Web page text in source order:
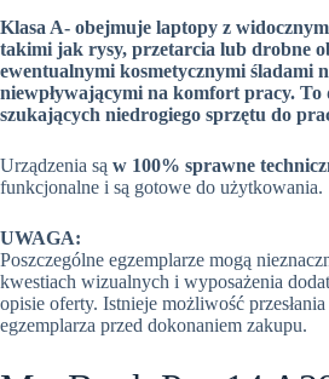
Klasa A- obejmuje laptopy z
takimi jak rysy, przetarcia lub drobne
ewentualnymi kosmetycznymi śladami
niewpływającymi na komfort pracy.
szukających niedrogiego sprzętu do
Urządzenia są w 100% sprawne
funkcjonalne i są gotowe do użytkowania.
UWAGA:
Poszczególne egzemplarze mogą
kwestiach wizualnych i wyposażenia
opisie oferty. Istnieje możliwość
egzemplarza przed dokonaniem zakupu.